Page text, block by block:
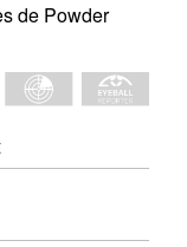
de Powder